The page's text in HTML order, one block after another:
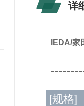
详
IEDA/
[规格]